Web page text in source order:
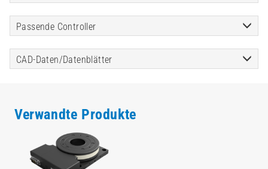
Passende Controller
CAD-Daten/Datenblätter
Verwandte Produkte